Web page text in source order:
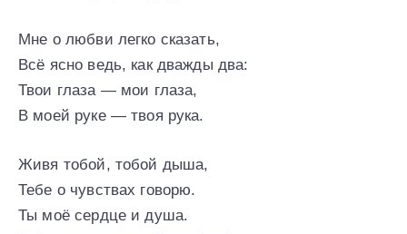
Мне о любви легко сказать,
Всё ясно ведь, как дважды два:
Твои глаза — мои глаза,
В моей руке — твоя рука.
Живя тобой, тобой дыша,
Тебе о чувствах говорю.
Ты моё сердце и душа.